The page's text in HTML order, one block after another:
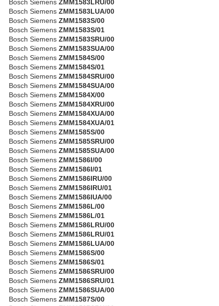
Bosch Siemens ZMM1583LRU/00
Bosch Siemens ZMM1583LUA/00
Bosch Siemens ZMM1583S/00
Bosch Siemens ZMM1583S/01
Bosch Siemens ZMM1583SRU/00
Bosch Siemens ZMM1583SUA/00
Bosch Siemens ZMM1584S/00
Bosch Siemens ZMM1584S/01
Bosch Siemens ZMM1584SRU/00
Bosch Siemens ZMM1584SUA/00
Bosch Siemens ZMM1584X/00
Bosch Siemens ZMM1584XRU/00
Bosch Siemens ZMM1584XUA/00
Bosch Siemens ZMM1584XUA/01
Bosch Siemens ZMM1585S/00
Bosch Siemens ZMM1585SRU/00
Bosch Siemens ZMM1585SUA/00
Bosch Siemens ZMM1586I/00
Bosch Siemens ZMM1586I/01
Bosch Siemens ZMM1586IRU/00
Bosch Siemens ZMM1586IRU/01
Bosch Siemens ZMM1586IUA/00
Bosch Siemens ZMM1586L/00
Bosch Siemens ZMM1586L/01
Bosch Siemens ZMM1586LRU/00
Bosch Siemens ZMM1586LRU/01
Bosch Siemens ZMM1586LUA/00
Bosch Siemens ZMM1586S/00
Bosch Siemens ZMM1586S/01
Bosch Siemens ZMM1586SRU/00
Bosch Siemens ZMM1586SRU/01
Bosch Siemens ZMM1586SUA/00
Bosch Siemens ZMM1587S/00